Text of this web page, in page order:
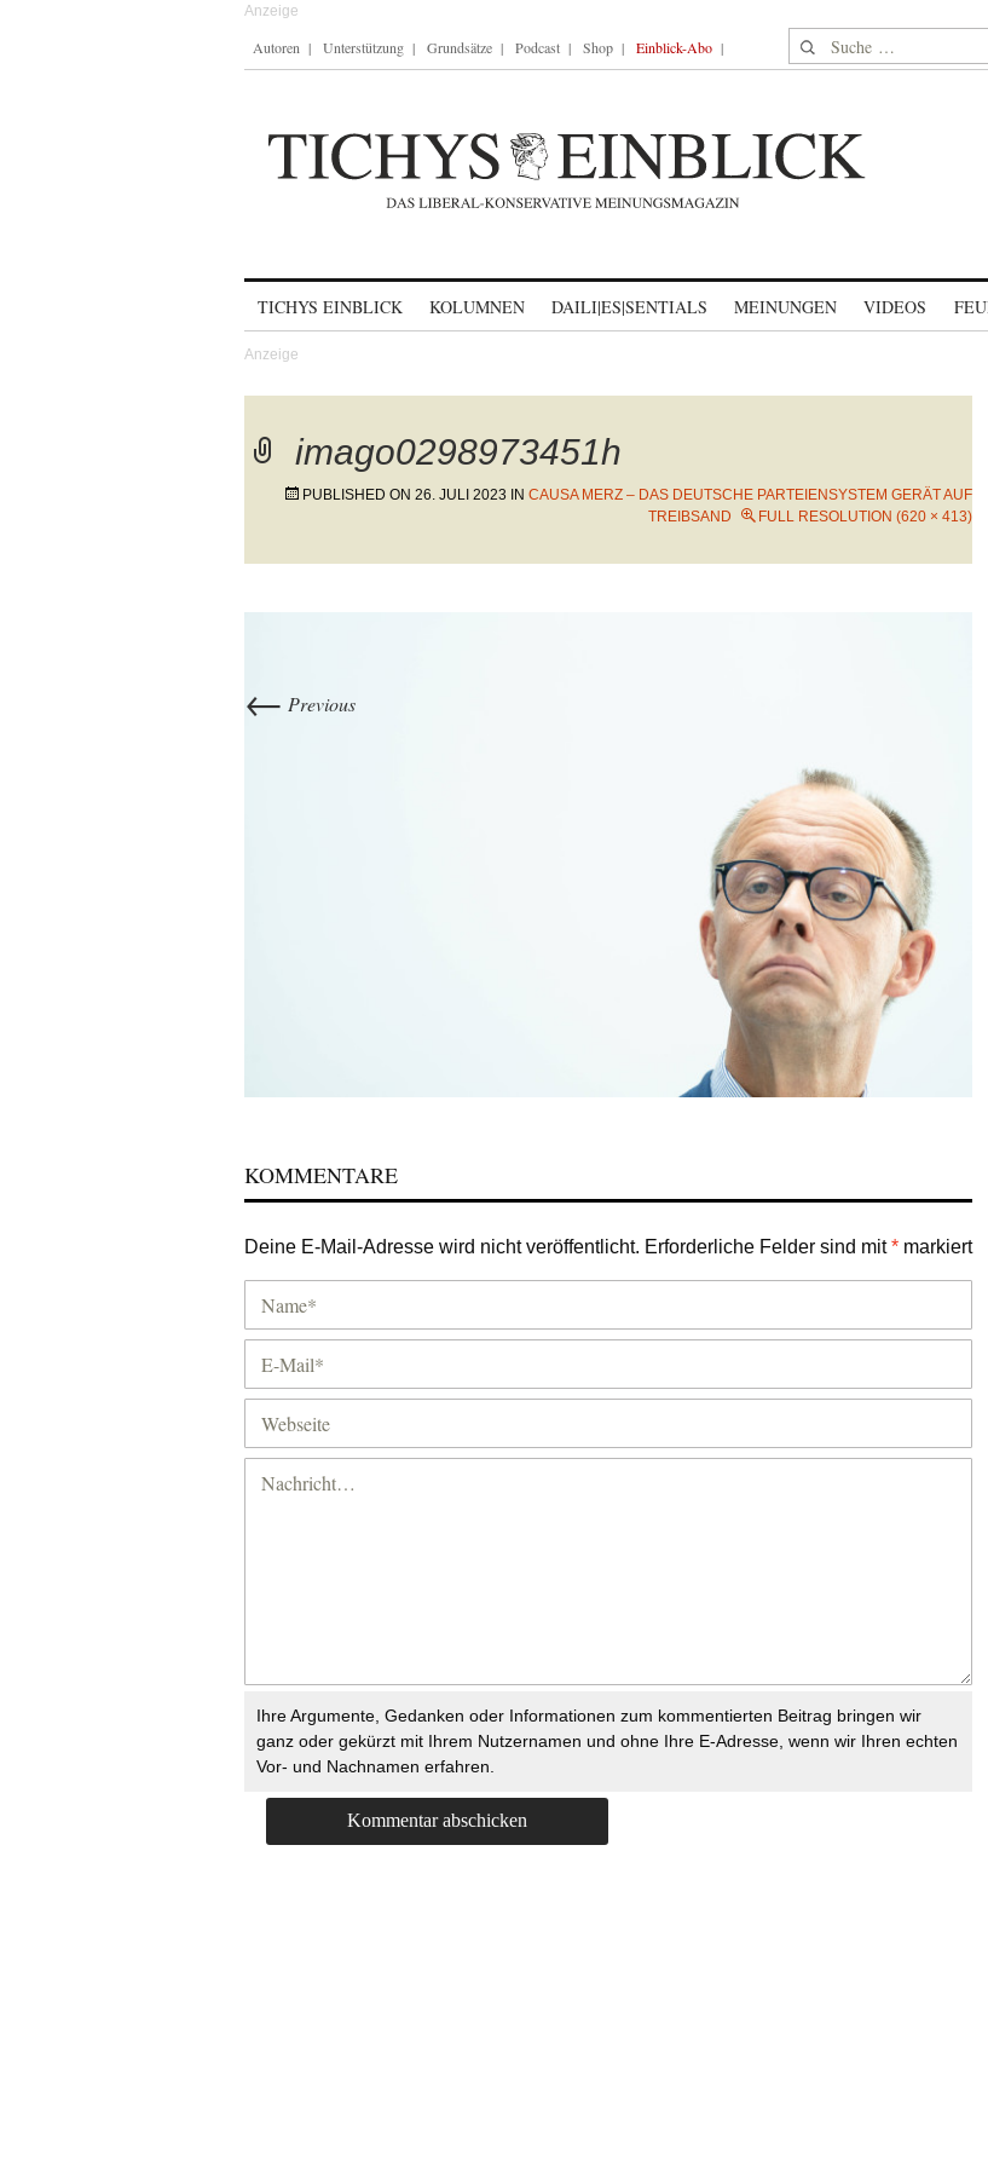
Autoren Unterstützung Grundsätze Podcast Shop Einblick-Abo Suche nach:
TICHYS EINBLICK KOLUMNEN DAILI|ES|SENTIALS MEINUNGEN VIDEOS
imago0298973451h
PUBLISHED ON 26. JULI 2023 IN CAUSA MERZ – DAS DEUTSCHE PARTEIENSYSTEM GERÄT AUF
TREIBSAND
FULL RESOLUTION (620 × 413)
← Previous
KOMMENTARE
Deine E-Mail-Adresse wird nicht veröffentlicht. Erforderliche Felder sind mit* markiert
Ihre Argumente, Gedanken oder Informationen zum kommentierten Beitrag bringen wir
ganz oder gekürzt mit Ihrem Nutzernamen und ohne Ihre E-Adresse, wenn wir Ihren echten
Vor- und Nachnamen erfahren.